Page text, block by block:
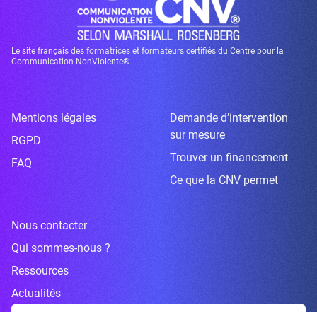
Le site français des formatrices et formateurs certifiés du Centre pour la
Communication NonViolente®
Mentions légales
RGPD
FAQ
Demande d’intervention
sur mesure
Trouver un financement
Ce que la CNV permet
Nous contacter
Qui sommes-nous ?
Ressources
Actualités